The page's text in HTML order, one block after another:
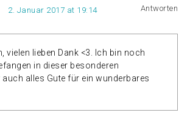
2. Januar 2017 at 19:14 Antworten
vielen lieben Dank <3. Ich bin noch
in dieser besonderen
alles Gute für ein wunderbares